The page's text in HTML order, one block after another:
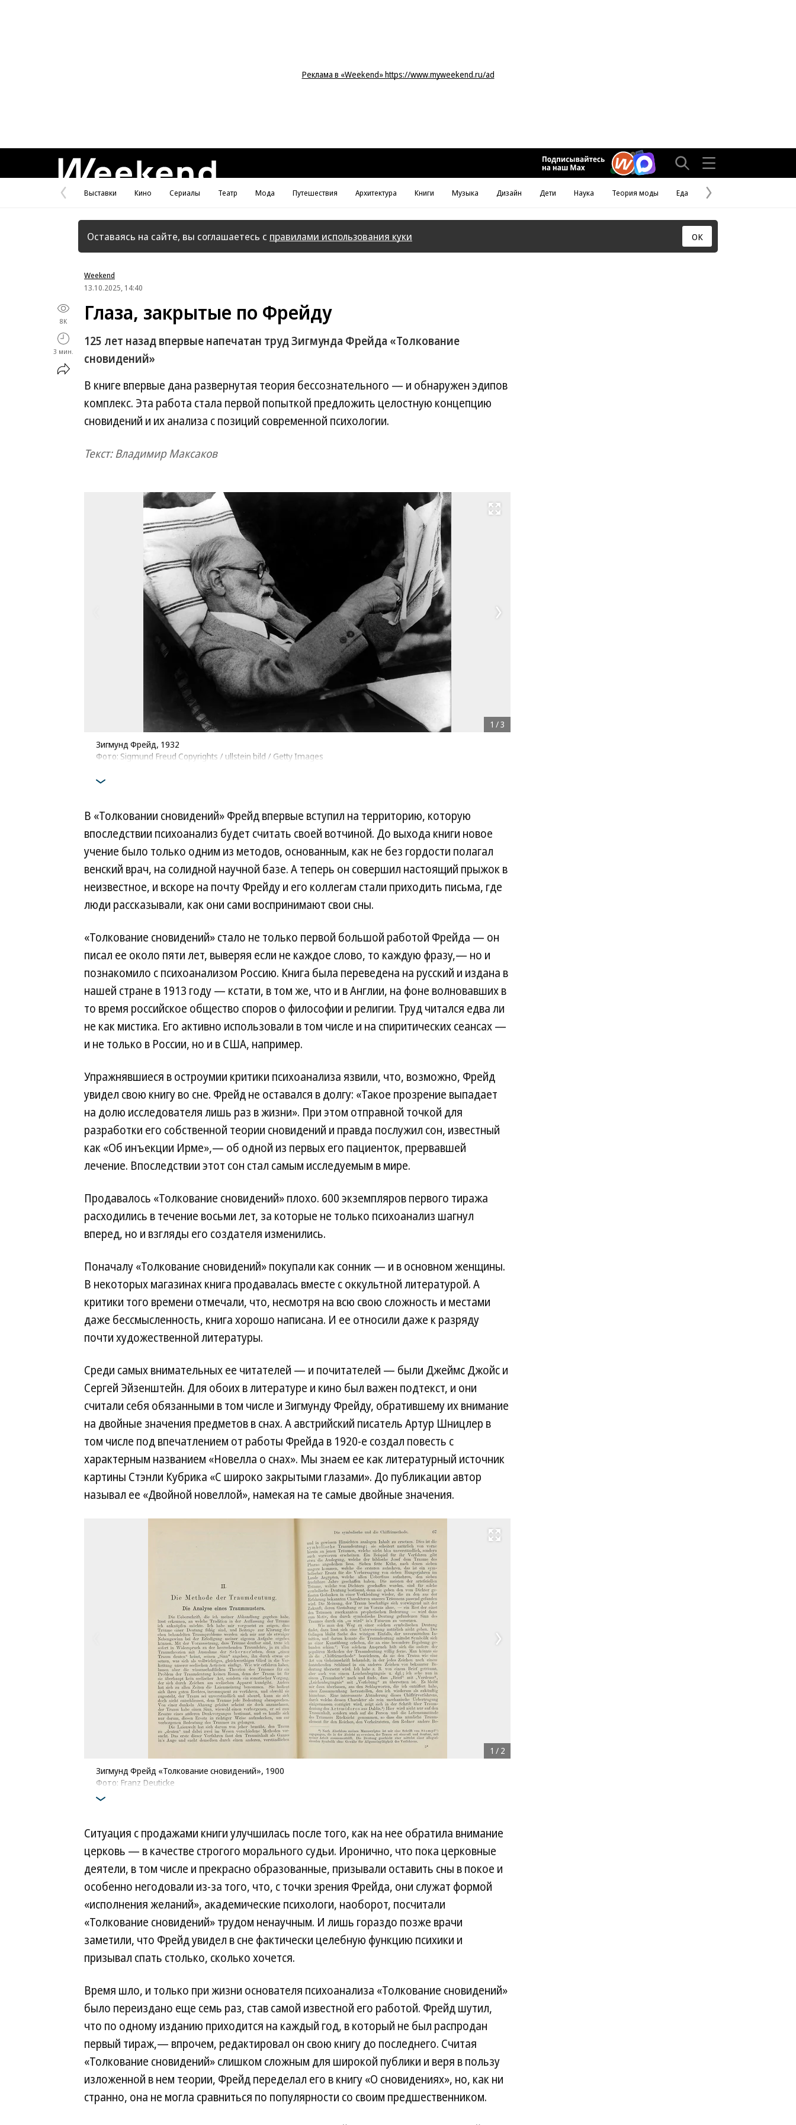
Реклама в «Weekend» https://www.myweekend.ru/ad
Предыдущая
страница
Выставки Кино Сериалы Театр Мода Путешествия Архитектура Книги Музыка Дизайн Дети Наука Теория моды Еда
Следующая
страница
Оставаясь на сайте, вы соглашаетесь с правилами использования куки ОК
Weekend
13.10.2025, 14:40
8K
3 мин.
Глаза, закрытые по Фрейду
125 лет назад впервые напечатан труд Зигмунда Фрейда «Толкование
сновидений»
В книге впервые дана развернутая теория бессознательного — и обнаружен эдипов
комплекс. Эта работа стала первой попыткой предложить целостную концепцию
сновидений и их анализа с позиций современной психологии.
Текст: Владимир Максаков
Развернуть на весь экран
Зигмунд Фрейд, 1932
Фото: Sigmund Freud Copyrights / ullstein bild / Getty Images
1 /3
В «Толковании сновидений» Фрейд впервые вступил на территорию, которую
впоследствии психоанализ будет считать своей вотчиной. До выхода книги новое
учение было только одним из методов, основанным, как не без гордости полагал
венский врач, на солидной научной базе. А теперь он совершил настоящий прыжок в
неизвестное, и вскоре на почту Фрейду и его коллегам стали приходить письма, где
люди рассказывали, как они сами воспринимают свои сны.
«Толкование сновидений» стало не только первой большой работой Фрейда — он
писал ее около пяти лет, выверяя если не каждое слово, то каждую фразу,— но и
познакомило с психоанализом Россию. Книга была переведена на русский и издана в
нашей стране в 1913 году — кстати, в том же, что и в Англии, на фоне волновавших в
то время российское общество споров о философии и религии. Труд читался едва ли
не как мистика. Его активно использовали в том числе и на спиритических сеансах —
и не только в России, но и в США, например.
Упражнявшиеся в остроумии критики психоанализа язвили, что, возможно, Фрейд
увидел свою книгу во сне. Фрейд не оставался в долгу: «Такое прозрение выпадает
на долю исследователя лишь раз в жизни». При этом отправной точкой для
разработки его собственной теории сновидений и правда послужил сон, известный
как «Об инъекции Ирме»,— об одной из первых его пациенток, прервавшей
лечение. Впоследствии этот сон стал самым исследуемым в мире.
Продавалось «Толкование сновидений» плохо. 600 экземпляров первого тиража
расходились в течение восьми лет, за которые не только психоанализ шагнул
вперед, но и взгляды его создателя изменились.
Поначалу «Толкование сновидений» покупали как сонник — и в основном женщины.
В некоторых магазинах книга продавалась вместе с оккультной литературой. А
критики того времени отмечали, что, несмотря на всю свою сложность и местами
даже бессмысленность, книга хорошо написана. И ее относили даже к разряду
почти художественной литературы.
Среди самых внимательных ее читателей — и почитателей — были Джеймс Джойс и
Сергей Эйзенштейн. Для обоих в литературе и кино был важен подтекст, и они
считали себя обязанными в том числе и Зигмунду Фрейду, обратившему их внимание
на двойные значения предметов в снах. А австрийский писатель Артур Шницлер в
том числе под впечатлением от работы Фрейда в 1920-е создал повесть с
характерным названием «Новелла о снах». Мы знаем ее как литературный источник
картины Стэнли Кубрика «С широко закрытыми глазами». До публикации автор
называл ее «Двойной новеллой», намекая на те самые двойные значения.
Развернуть на весь экран
Зигмунд Фрейд «Толкование сновидений», 1900
Фото: Franz Deuticke
1 / 2
Ситуация с продажами книги улучшилась после того, как на нее обратила внимание
церковь — в качестве строгого морального судьи. Иронично, что пока церковные
деятели, в том числе и прекрасно образованные, призывали оставить сны в покое и
особенно негодовали из-за того, что, с точки зрения Фрейда, они служат формой
«исполнения желаний», академические психологи, наоборот, посчитали
«Толкование сновидений» трудом ненаучным. И лишь гораздо позже врачи
заметили, что Фрейд увидел в сне фактически целебную функцию психики и
призывал спать столько, сколько хочется.
Время шло, и только при жизни основателя психоанализа «Толкование сновидений»
было переиздано еще семь раз, став самой известной его работой. Фрейд шутил,
что по одному изданию приходится на каждый год, в который не был распродан
первый тираж,— впрочем, редактировал он свою книгу до последнего. Считая
«Толкование сновидений» слишком сложным для широкой публики и веря в пользу
изложенной в нем теории, Фрейд переделал его в книгу «О сновидениях», но, как ни
странно, она не могла сравниться по популярности со своим предшественником.